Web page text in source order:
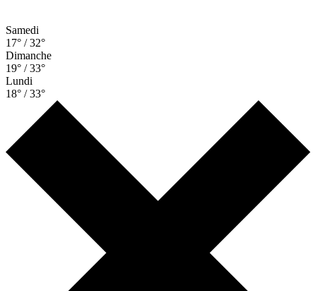
Samedi
17° / 32°
Dimanche
19° / 33°
Lundi
18° / 33°